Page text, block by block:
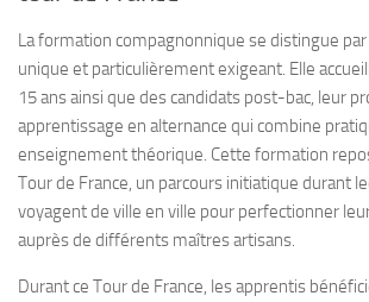
La formation compagnonnique se distingue par
unique et particulièrement exigeant. Elle
15 ans ainsi que des candidats post-bac, leur
apprentissage en alternance qui combine
enseignement théorique. Cette formation
Tour de France, un parcours initiatique durant
voyagent de ville en ville pour perfectionner
auprès de différents maîtres artisans.
Durant ce Tour de France, les apprentis